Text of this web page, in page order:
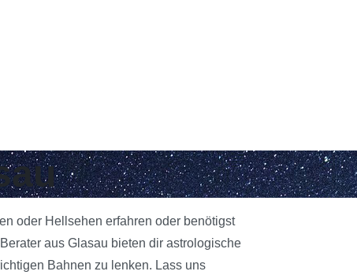
oder Hellsehen erfahren oder benötigst
aus Glasau bieten dir astrologische
Bahnen zu lenken. Lass uns